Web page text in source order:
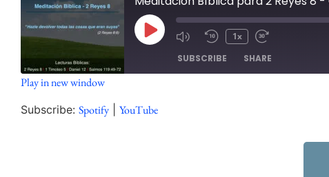
1x
SUBSCRIBE SHARE
SHARE
Play in new window
Subscribe: Spotify YouTube